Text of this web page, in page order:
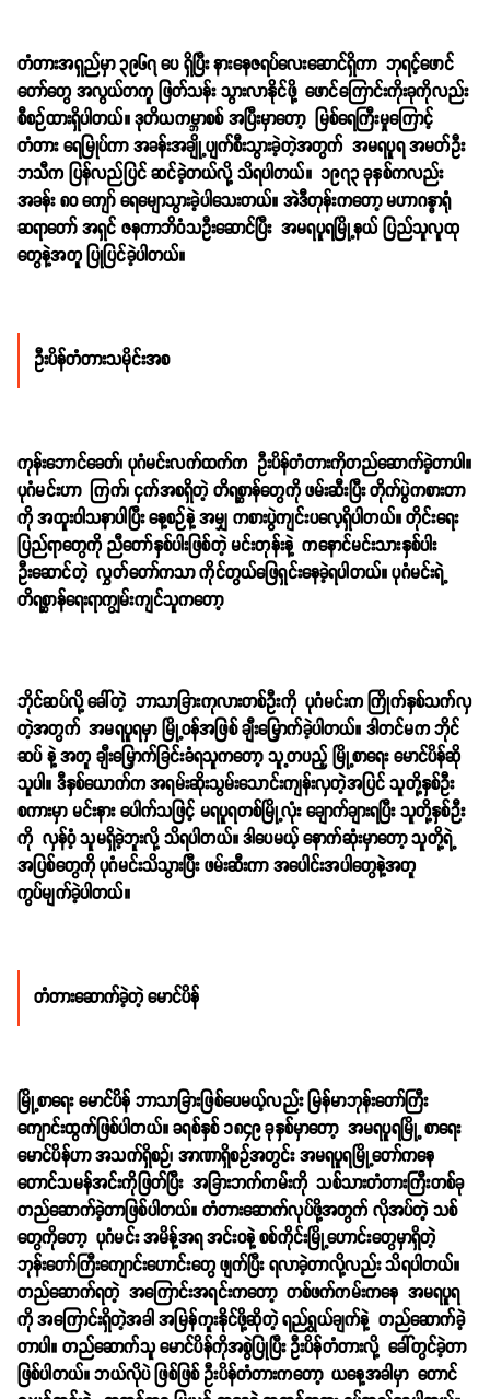
တံတားအရှည်မှာ ၃၉၆၇ ပေ ရှိပြီး နားနေဇရပ်လေးဆောင်ရှိကာ ဘုရင့်ဖောင်
တော်တွေ အလွယ်တကူ ဖြတ်သန်း သွားလာနိုင်ဖို့ ဖောင်ကြောင်းကိုးခုကိုလည်း
စီစဉ်ထားရှိပါတယ်။ ဒုတိယကမ္ဘာစစ် အပြီးမှာတော့ မြစ်ရေကြီးမှုကြောင့်
တံတား ရေမြုပ်ကာ အခန်းအချို့ပျက်စီးသွားခဲ့တဲ့အတွက် အမရပူရ အမတ်ဦး
ဘသီက ပြန်လည်ပြင် ဆင်ခဲ့တယ်လို့ သိရပါတယ်။ ၁၉၇၃ ခုနှစ်ကလည်း
အခန်း ၈ဝ ကျော် ရေမျောသွားခဲ့ပါသေးတယ်။ အဲဒီတုန်းကတော့ မဟာဂန္ဓာရုံ
ဆရာတော် အရှင် ဇနကာဘိဝံသဦးဆောင်ပြီး အမရပူရမြို့နယ် ပြည်သူလူထု
တွေနဲ့အတူ ပြုပြင်ခဲ့ပါတယ်။
ဦးပိန်တံတားသမိုင်းအစ
ကုန်းဘောင်ခေတ်၊ ပုဂံမင်းလက်ထက်က ဦးပိန်တံတားကိုတည်ဆောက်ခဲ့တာပါ။
ပုဂံမင်းဟာ ကြက်၊ ငှက်အစရှိတဲ့ တိရစ္ဆာန်တွေကို ဖမ်းဆီးပြီး တိုက်ပွဲကစားတာ
ကို အထူးဝါသနာပါပြီး နေ့စဉ်နဲ့ အမျှ ကစားပွဲကျင်းပလေ့ရှိပါတယ်။ တိုင်းရေး
ပြည်ရာတွေကို ညီတော်နှစ်ပါးဖြစ်တဲ့ မင်းတုန်းနဲ့ ကနောင်မင်းသားနှစ်ပါး
ဦးဆောင်တဲ့ လွှတ်တော်ကသာ ကိုင်တွယ်ဖြေရှင်းနေခဲ့ရပါတယ်။ ပုဂံမင်းရဲ့
တိရစ္ဆာန်ရေးရာကျွမ်းကျင်သူကတော့
ဘိုင်ဆပ်လို့ ခေါ်တဲ့ ဘာသာခြားကုလားတစ်ဦးကို ပုဂံမင်းက ကြိုက်နှစ်သက်လှ
တဲ့အတွက် အမရပူရမှာ မြို့ဝန်အဖြစ် ချီးမြှောက်ခဲ့ပါတယ်။ ဒါတင်မက ဘိုင်
ဆပ် နဲ့ အတူ ချီးမြှောက်ခြင်းခံရသူကတော့ သူ့တပည့် မြို့စာရေး မောင်ပိန်ဆို
သူပါ။ ဒီနှစ်ယောက်က အရမ်းဆိုးသွမ်းသောင်းကျန်းလှတဲ့အပြင် သူတို့နှစ်ဦး
စကားမှာ မင်းနား ပေါက်သဖြင့် မရပူရတစ်မြို့လုံး ချောက်ချားရပြီး သူတို့နှစ်ဉီး
ကို လှန်ဝံ့ သူမရှိခဲ့ဘူးလို့ သိရပါတယ်။ ဒါပေမယ့် နောက်ဆုံးမှာတော့ သူတို့ရဲ့
အပြစ်တွေကို ပုဂံမင်းသိသွားပြီး ဖမ်းဆီးကာ အပေါင်းအပါတွေနဲ့အတူ
ကွပ်မျက်ခဲ့ပါတယ်။
တံတားဆောက်ခဲ့တဲ့ မောင်ပိန်
မြို့စာရေး မောင်ပိန် ဘာသာခြားဖြစ်ပေမယ့်လည်း မြန်မာဘုန်းတော်ကြီး
ကျောင်းထွက်ဖြစ်ပါတယ်။ ခရစ်နှစ် ၁၈၄၉ ခုနှစ်မှာတော့ အမရပူရမြို့ စာရေး
မောင်ပိန်ဟာ အသက်ရှိစဉ်၊ အာဏာရှိစဉ်အတွင်း အမရပူရမြို့တော်ကနေ
တောင်သမန်အင်းကိုဖြတ်ပြီး အခြားဘက်ကမ်းကို သစ်သားတံတားကြီးတစ်ခု
တည်ဆောက်ခဲ့တာဖြစ်ပါတယ်။ တံတားဆောက်လုပ်ဖို့အတွက် လိုအပ်တဲ့ သစ်
တွေကိုတော့ ပုဂံမင်း အမိန့်အရ အင်းဝနဲ့ စစ်ကိုင်းမြို့ဟောင်းတွေမှာရှိတဲ့
ဘုန်းတော်ကြီးကျောင်းဟောင်းတွေ ဖျက်ပြီး ရလာခဲ့တာလို့လည်း သိရပါတယ်။
တည်ဆောက်ရတဲ့ အကြောင်းအရင်းကတော့ တစ်ဖက်ကမ်းကနေ အမရပူရ
ကို အကြောင်းရှိတဲ့အခါ အမြန်ကူးနိုင်ဖို့ဆိုတဲ့ ရည်ရွယ်ချက်နဲ့ တည်ဆောက်ခဲ့
တာပါ။ တည်ဆောက်သူ မောင်ပိန်ကိုအစွဲပြုပြီး ဦးပိန်တံတားလို့ ခေါ်တွင်ခဲ့တာ
ဖြစ်ပါတယ်။ ဘယ်လိုပဲ ဖြစ်ဖြစ် ဦးပိန်တံတားကတော့ ယနေ့အခါမှာ တောင်